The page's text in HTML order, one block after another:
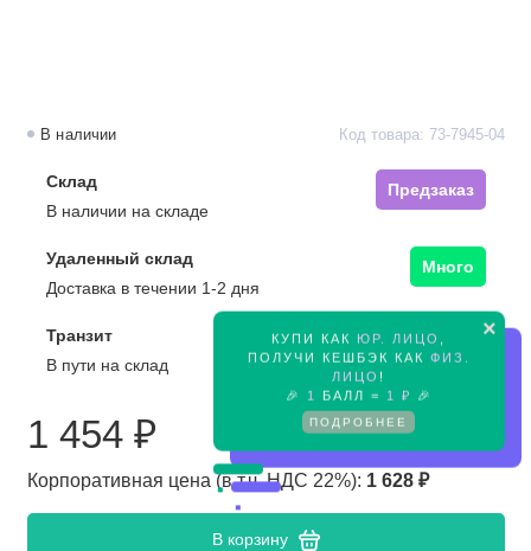
×
КУПИ КАК ЮР. ЛИЦО
ПОЛУЧИ КЕШБЭК КАК ФИЗ.
ЛИЦО !
🎉
1 БАЛЛ = 1 ₽ 🎉
ПОДРОБНЕЕ
В наличии Код товара: 73-7945-04
Склад
Предзаказ
В наличии на складе
Удаленный склад
Много
Доставка в течении 1-2 дня
Транзит
Предзаказ
В пути на склад
1 454 ₽
Корпоративная цена (в т.ч. НДС 22%): 1 628 ₽
В корзину